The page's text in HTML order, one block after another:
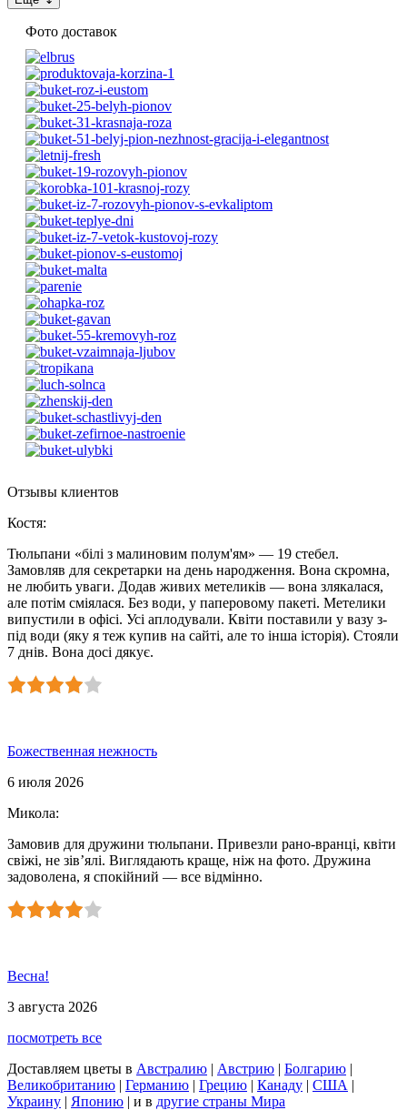
Фото доставок
Отзывы клиентов
Костя:
Тюльпани «білі з малиновим полум'ям» — 19 стебел.
Замовляв для секретарки на день народження. Вона скромна,
не любить уваги. Додав живих метеликів — вона злякалася,
але потім сміялася. Без води, у паперовому пакеті. Метелики
випустили в офісі. Усі аплодували. Квіти поставили у вазу з-
під води (яку я теж купив на сайті, але то інша історія). Стояли
7 днів. Вона досі дякує.
Божественная нежность
6 июля 2026
Микола:
Замовив для дружини тюльпани. Привезли рано-вранці, квіти
свіжі, не зів’ялі. Виглядають краще, ніж на фото. Дружина
задоволена, я спокійний — все відмінно.
Весна!
3 августа 2026
посмотреть все
Доставляем цветы в Австралию | Австрию | Болгарию |
Великобританию | Германию | Грецию | Канаду | США |
Украину | Японию | и в другие страны Мира